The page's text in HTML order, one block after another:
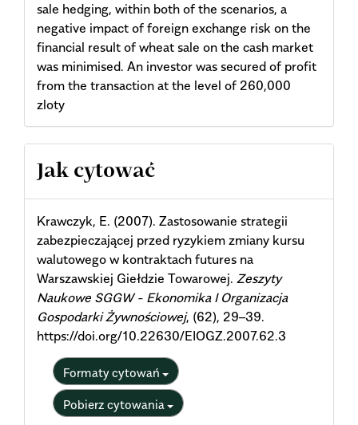
sale hedging, within both of the scenarios, a
negative impact of foreign exchange risk on the
financial result of wheat sale on the cash market
was minimised. An investor was secured of profit
from the transaction at the level of 260,000
zloty
Article
Details
Jak cytować
Krawczyk, E. (2007). Zastosowanie strategii
zabezpieczającej przed ryzykiem zmiany kursu
walutowego w kontraktach futures na
Warszawskiej Giełdzie Towarowej. Zeszyty
Naukowe SGGW - Ekonomika I Organizacja
Gospodarki Żywnościowej, (62), 29–39.
https://doi.org/10.22630/EIOGZ.2007.62.3
Formaty cytowań
Pobierz cytowania